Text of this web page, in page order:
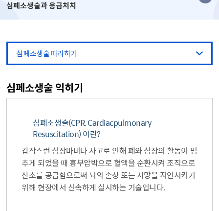
심폐소생술과 응급처치
열기
심폐소생술 따라하기
심폐소생술 익히기
심폐소생술(CPR, Cardiacpulmonary
Resuscitation) 이란?
갑작스런 심장마비나 사고로 인해 폐와 심장의 활동이 멈
추게 되었을 때 흉부압박으로 혈액을 순환시켜 조직으로
산소를 공급함으로써 뇌의 손상 또는 사망을 지연시키기
위해 현장에서 신속하게 실시하는 기술입니다.